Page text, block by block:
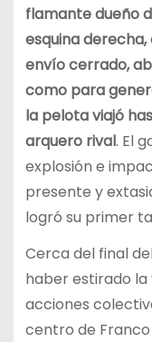
flamante dueño
esquina
envío cerrado,
como para
la pelota viajó
arquero rival. El
explosión e
presente y
logró su primer
Cerca del final
haber estirado la
acciones
centro de